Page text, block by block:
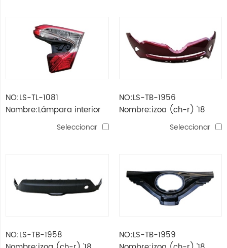
NO:LS-TL-1081
Nombre:Lámpara interior
trasera izoa (ch-r) '18
Seleccionar
NO:LS-TB-1956
Nombre:izoa (ch-r) '18
parachoques delantero
Seleccionar
NO:LS-TB-1958
NO:LS-TB-1959